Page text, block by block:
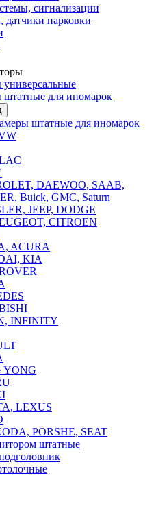
сигнализации
датчики парковки
для иномарок
штатные для иномарок
DAEWOO, SAAB,
Buick, GMC, Saturn
JEEP, DODGE
CITROEN
ACURA
KIA
INFINITY
YONG
LEXUS
PORSHE, SEAT
штатные